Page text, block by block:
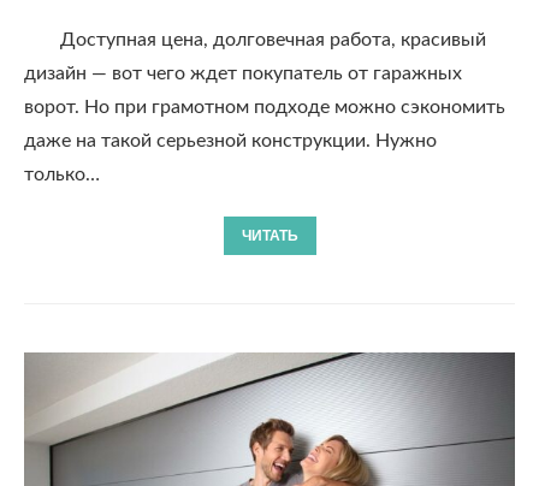
Доступная цена, долговечная работа, красивый
дизайн — вот чего ждет покупатель от гаражных
ворот. Но при грамотном подходе можно сэкономить
даже на такой серьезной конструкции. Нужно
только…
ЧИТАТЬ